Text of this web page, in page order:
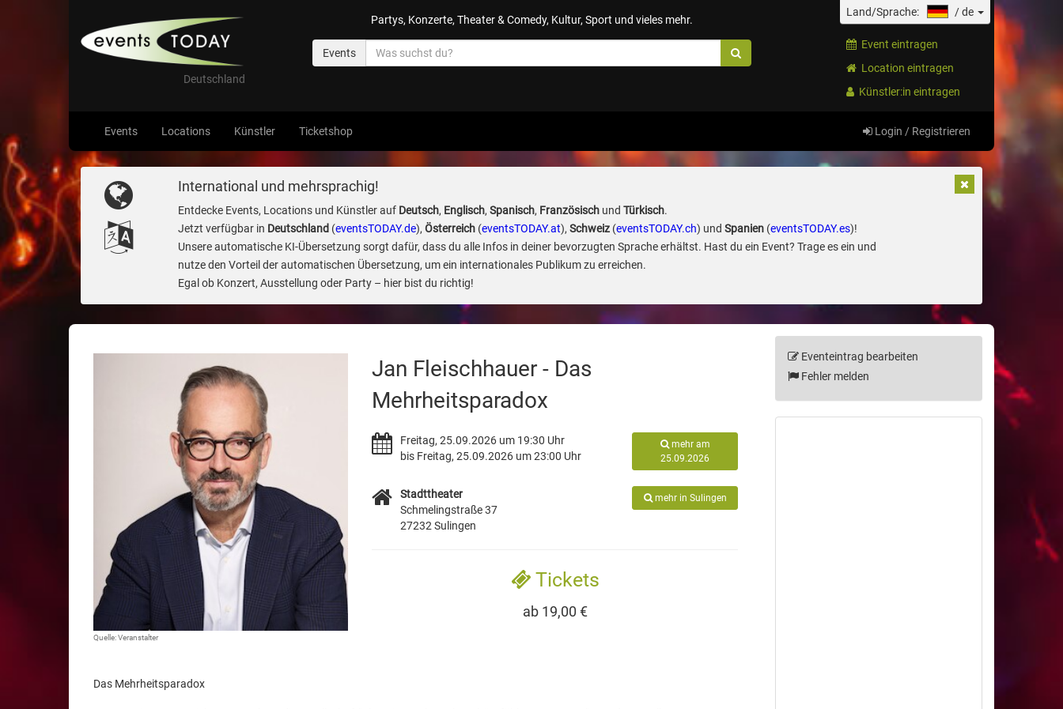
Deutschland
Partys, Konzerte, Theater & Comedy, Kultur, Sport und vieles mehr.
Events
Land/Sprache: /de
Event eintragen
Location eintragen
Künstler:in eintragen
Events Locations Künstler Ticketshop Login / Registrieren
International und mehrsprachig!
Entdecke Events, Locations und Künstler auf Deutsch, Englisch, Spanisch, Französischund Türkisch.
Jetzt verfügbar in Deutschland (eventsTODAY.de), Österreich(eventsTODAY.at), Schweiz(eventsTODAY.ch) und Spanien(eventsTODAY.es)!
Unsere automatische KI-Übersetzung sorgt dafür, dass du alle Infos in deiner bevorzugten Sprache erhältst. Hast du ein Event? Trage es ein und
nutze den Vorteil der automatischen Übersetzung, um ein internationales Publikum zu erreichen.
Egal ob Konzert, Ausstellung oder Party – hier bist du richtig!
Quelle: Veranstalter
Jan Fleischhauer - Das
Mehrheitsparadox
Freitag, 25.09.2026 um 19:30 Uhr
bis Freitag, 25.09.2026 um 23:00 Uhr
mehr am
25.09.2026
Stadttheater
Schmelingstraße 37
27232 Sulingen
mehr in Sulingen
Tickets
ab 19,00 €
Das Mehrheitsparadox
Eventeintrag bearbeiten
Fehler melden